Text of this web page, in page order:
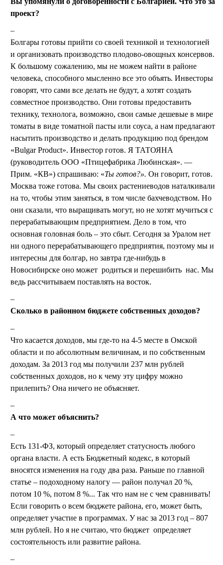
проект?
Болгары готовы прийти со своей техникой и технологией
и организовать производство плодово-овощных консервов.
К большому сожалению, мы не можем найти в районе
человека, способного мысленно все это объять. Инвесторы
говорят, что сами все делать не будут, а хотят создать
совместное производство. Они готовы предоставить
технику, технолога, возможно, свои самые дешевые в мире
томаты в виде томатной пасты или соуса, а нам предлагают
насытить производство и делать продукцию под брендом
«Bulgar Product». Инвестор готов. Я ТАТОЯНА
(руководитель ООО «Птицефабрика Любинская». —
Прим. «КВ») спрашиваю: «Ты готов?». Он говорит, готов.
Москва тоже готова. Мы своих растениеводов наталкивали
на то, чтобы этим заняться, в том числе бахчеводством. Но
они сказали, что выращивать могут, но не хотят мучиться с
перерабатывающим предприятием. Дело в том, что
основная головная боль – это сбыт. Сегодня за Уралом нет
ни одного перерабатывающего предприятия, поэтому мы и
интересны для болгар, но завтра где-нибудь в
Новосибирске оно может родиться и перешибить нас. Мы
ведь рассчитываем поставлять на восток.
Сколько в районном бюджете собственных доходов?
Что касается доходов, мы где-то на 4-5 месте в Омской
области и по абсолютным величинам, и по собственным
доходам. За 2013 год мы получили 237 млн рублей
собственных доходов, но к чему эту цифру можно
прилепить? Она ничего не объясняет.
А что может объяснить?
Есть 131-ФЗ, который определяет статусность любого
органа власти. А есть Бюджетный кодекс, в который
вносятся изменения на году два раза. Раньше по главной
статье – подоходному налогу — район получал 20 %,
потом 10 %, потом 8 %... Так что нам не с чем сравнивать!
Если говорить о всем бюджете района, его, может быть,
определяет участие в программах. У нас за 2013 год – 807
млн рублей. Но я не считаю, что бюджет определяет
состоятельность или развитие района.